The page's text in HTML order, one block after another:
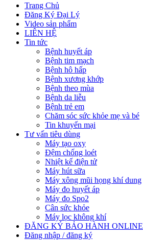
Trang Chủ
Đăng Ký Đại Lý
Video sản phẩm
LIÊN HỆ
Tin tức
Bệnh huyết áp
Bệnh tim mạch
Bệnh hô hấp
Bệnh xương khớp
Bệnh theo mùa
Bệnh da liễu
Bệnh trẻ em
Chăm sóc sức khỏe mẹ và bé
Tin khuyến mại
Tư vấn tiêu dùng
Máy tạo oxy
Đệm chống loét
Nhiệt kế điện tử
Máy hút sữa
Máy xông mũi họng khí dung
Máy đo huyết áp
Máy đo Spo2
Cân sức khỏe
Máy lọc không khí
ĐĂNG KÝ BẢO HÀNH ONLINE
Đăng nhập / đăng ký